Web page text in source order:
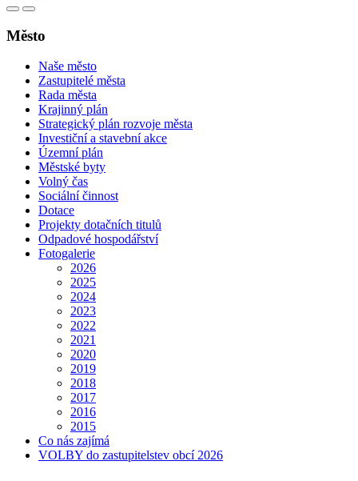
Město
Naše město
Zastupitelé města
Rada města
Krajinný plán
Strategický plán rozvoje města
Investiční a stavební akce
Územní plán
Městské byty
Volný čas
Sociální činnost
Dotace
Projekty dotačních titulů
Odpadové hospodářství
Fotogalerie
2026
2025
2024
2023
2022
2021
2020
2019
2018
2017
2016
2015
Co nás zajímá
VOLBY do zastupitelstev obcí 2026